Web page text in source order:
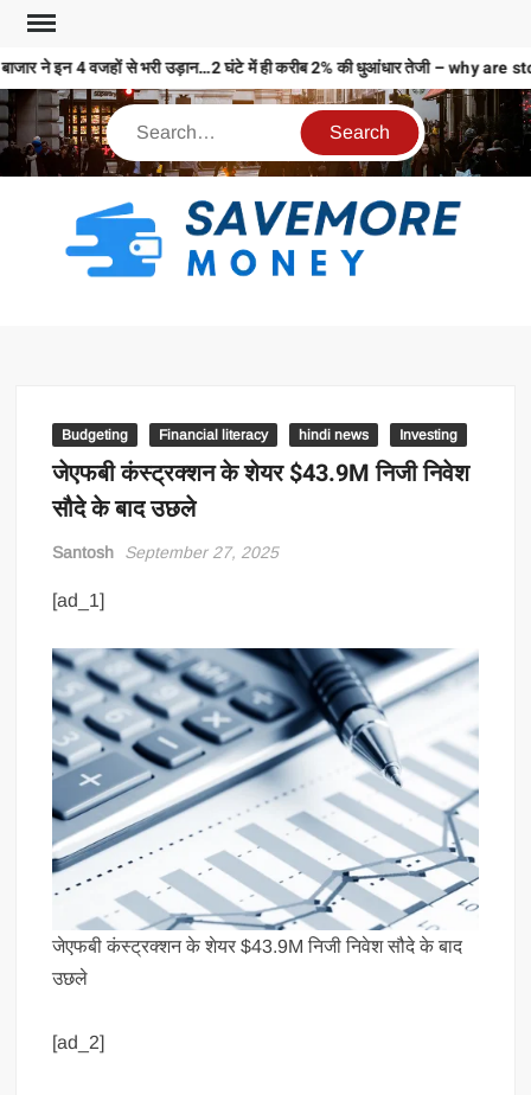
ने इन 4 वजहों से भरी उड़ान…2 घंटे में ही करीब 2% की धुआंधार तेजी –
Budgeting Financial literacy hindi news Investing
जेएफबी कंस्ट्रक्शन के शेयर $43.9M निजी निवेश
सौदे के बाद उछले
Santosh September 27, 2025
[ad_1]
जेएफबी कंस्ट्रक्शन के शेयर $43.9M निजी निवेश सौदे के बाद
उछले
[ad_2]